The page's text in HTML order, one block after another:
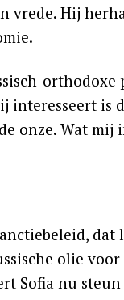
vrede. Hij
interesseert is
onze. Wat mij
dat
olie
Sofia nu